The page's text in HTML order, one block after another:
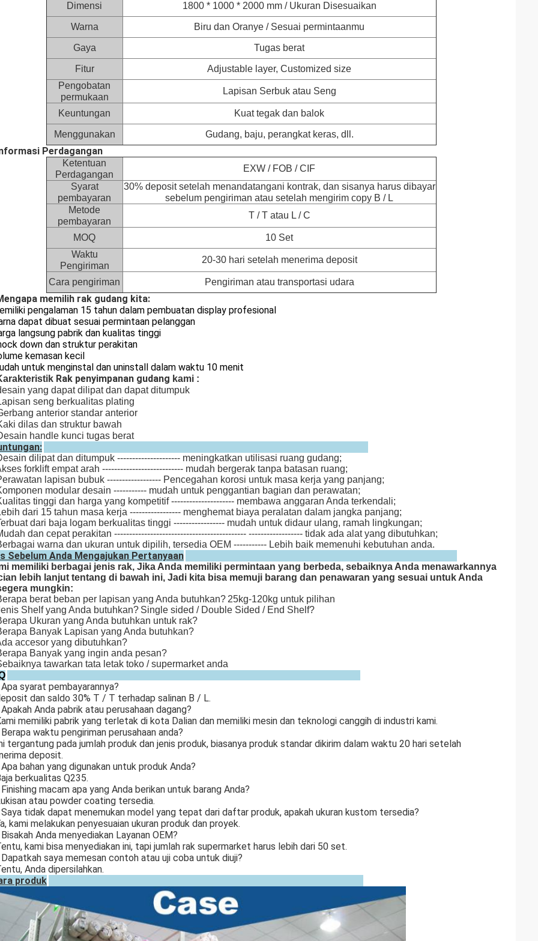
Dimensi 1800 * 1000 * 2000 mm / Ukuran Disesuaikan
Warna Biru dan Oranye / Sesuai permintaanmu
Gaya Tugas berat
Fitur
Adjustable layer, Customized size
Pengobatan
permukaan
Lapisan Serbuk atau Seng
Keuntungan Kuat tegak dan balok
Menggunakan Gudang, baju, perangkat keras, dll.
Perdagangan
Ketentuan
Perdagangan
EXW / FOB / CIF
Syarat
pembayaran
30% deposit setelah menandatangani kontrak, dan sisanya harus dibayar
sebelum pengiriman atau setelah mengirim copy B / L
Metode
pembayaran
T / T atau L / C
MOQ
10 Set
Waktu
Pengiriman
20-30 hari setelah menerima deposit
Cara pengiriman Pengiriman atau transportasi udara
memilih rak gudang kita:
pengalaman 15 tahun dalam pembuatan display profesional
dapat dibuat sesuai permintaan pelanggan
langsung pabrik dan kualitas tinggi
down dan struktur perakitan
kemasan kecil
untuk menginstal dan uninstall dalam waktu 10 menit
Rak penyimpanan gudang kami :
yang dapat dilipat dan dapat ditumpuk
seng berkualitas plating
anterior standar anterior
dilas dan struktur bawah
handle kunci tugas berat
dilipat dan ditumpuk --------------------- meningkatkan utilisasi ruang gudang;
forklift empat arah --------------------------- mudah bergerak tanpa batasan ruang;
lapisan bubuk ------------------ Pencegahan korosi untuk masa kerja yang panjang;
modular desain ----------- mudah untuk penggantian bagian dan perawatan;
tinggi dan harga yang kompetitif --------------------- membawa anggaran Anda terkendali;
dari 15 tahun masa kerja ----------------- menghemat biaya peralatan dalam jangka panjang;
dari baja logam berkualitas tinggi ----------------- mudah untuk didaur ulang, ramah lingkungan;
dan cepat perakitan -------------------------------------------- ------------------ tidak ada alat yang dibutuhkan;
warna dan ukuran untuk dipilih, tersedia OEM ----------- Lebih baik memenuhi kebutuhan anda.
Sebelum Anda Mengajukan Pertanyaan
memiliki berbagai jenis rak, Jika Anda memiliki permintaan yang berbeda, sebaiknya Anda menawarkannya
lebih lanjut tentang di bawah ini, Jadi kita bisa memuji barang dan penawaran yang sesuai untuk Anda
mungkin:
berat beban per lapisan yang Anda butuhkan? 25kg-120kg untuk pilihan
Shelf yang Anda butuhkan? Single sided / Double Sided / End Shelf?
Ukuran yang Anda butuhkan untuk rak?
Banyak Lapisan yang Anda butuhkan?
accesor yang dibutuhkan?
Banyak yang ingin anda pesan?
tawarkan tata letak toko / supermarket anda
Apa syarat pembayarannya?
dan saldo 30% T / T terhadap salinan B / L.
Apakah Anda pabrik atau perusahaan dagang?
memiliki pabrik yang terletak di kota Dalian dan memiliki mesin dan teknologi canggih di industri kami.
Berapa waktu pengiriman perusahaan anda?
tergantung pada jumlah produk dan jenis produk, biasanya produk standar dikirim dalam waktu 20 hari setelah
deposit.
Apa bahan yang digunakan untuk produk Anda?
berkualitas Q235.
Finishing macam apa yang Anda berikan untuk barang Anda?
atau powder coating tersedia.
Saya tidak dapat menemukan model yang tepat dari daftar produk, apakah ukuran kustom tersedia?
kami melakukan penyesuaian ukuran produk dan proyek.
Bisakah Anda menyediakan Layanan OEM?
kami bisa menyediakan ini, tapi jumlah rak supermarket harus lebih dari 50 set.
Dapatkah saya memesan contoh atau uji coba untuk diuji?
Anda dipersilahkan.
produk